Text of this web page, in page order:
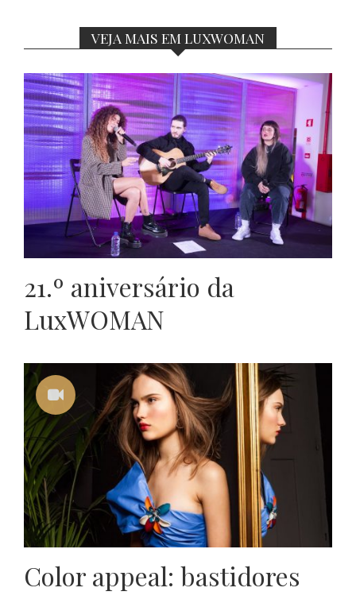
VEJA MAIS EM LUXWOMAN
21.º aniversário da
LuxWOMAN
Color appeal: bastidores